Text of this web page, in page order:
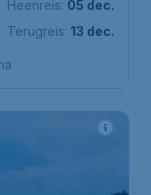
Heenreis: 05 dec.
Terugreis: 13 dec.